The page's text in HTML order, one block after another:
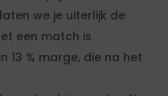
we je uiterlijk de
een match is
13 % marge, die na het